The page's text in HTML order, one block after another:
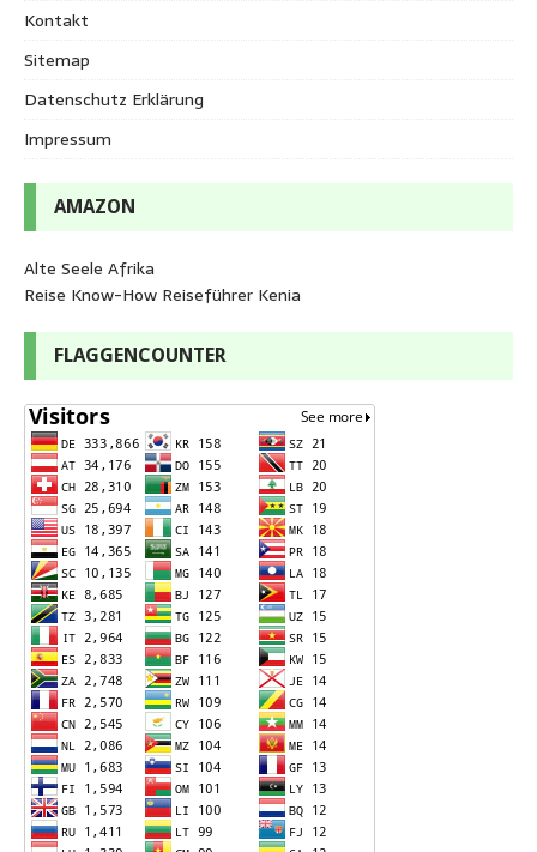
Kontakt
Sitemap
Datenschutz Erklärung
Impressum
AMAZON
Alte Seele Afrika
Reise Know-How Reiseführer Kenia
FLAGGENCOUNTER